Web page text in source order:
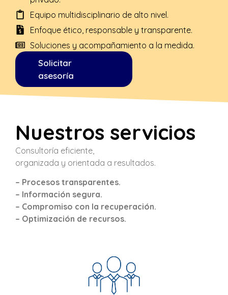
Equipo multidisciplinario de alto nivel.
Enfoque ético, responsable y transparente.
Soluciones y acompañamiento a la medida.
Solicitar
asesoría
Nuestros servicios
Consultoría eficiente,
organizada y orientada a resultados.
– Procesos transparentes.
– Información segura.
– Compromiso con la recuperación.
– Optimización de recursos.